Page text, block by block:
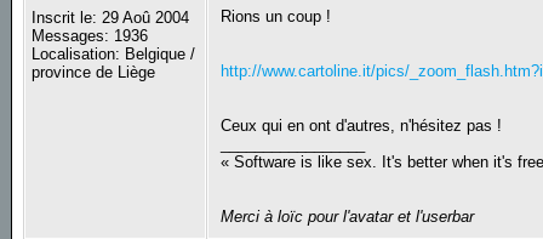
Inscrit le: 29 Aoû 2004
Messages: 1936
Localisation: Belgique /
province de Liège
Rions un coup !
http://www.cartoline.it/pics/
Ceux qui en ont d'autres, n'hésitez pas !
« Software is like sex. It's better when it's
Merci à loïc pour l'avatar et l'userbar